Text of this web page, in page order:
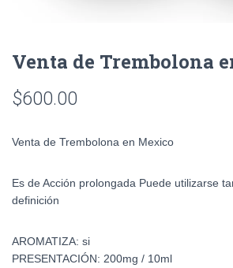
Venta de Trembolona
$600.00
Venta de Trembolona en Mexico
Es de Acción prolongada Puede utilizarse
definición
AROMATIZA: si
PRESENTACIÓN: 200mg / 10ml